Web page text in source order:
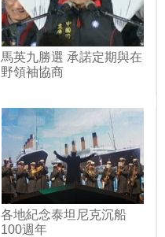
馬英九勝選 承諾定期與在
野領袖協商
各地紀念泰坦尼克沉船
100週年